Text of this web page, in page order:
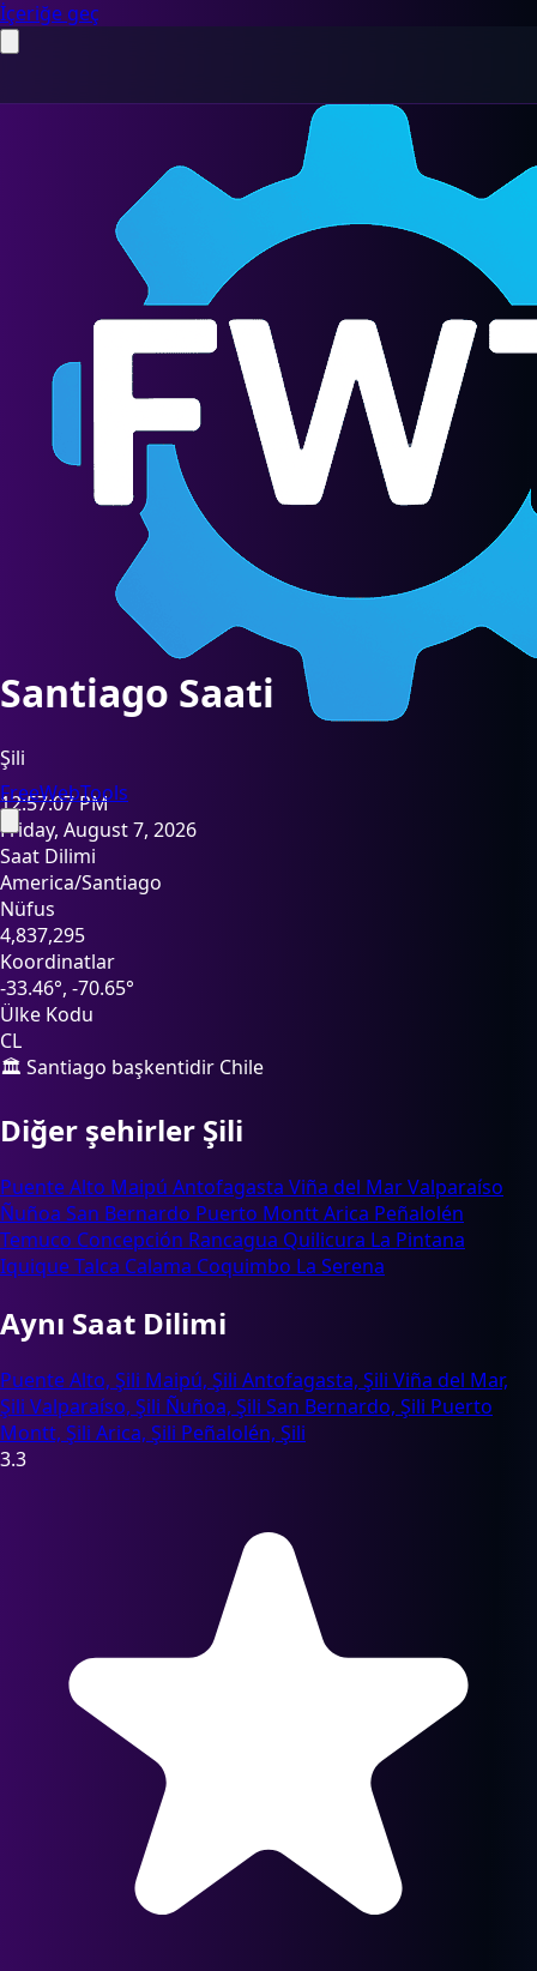
İçeriğe geç
FreeWebTools
Santiago Saati
Şili
12:57:09 PM
Friday, August 7, 2026
Saat Dilimi
America/Santiago
Nüfus
4,837,295
Koordinatlar
-33.46°, -70.65°
Ülke Kodu
CL
🏛️ Santiago başkentidir Chile
Diğer şehirler Şili
Puente Alto Maipú Antofagasta Viña del MarValparaíso
Ñuñoa San Bernardo Puerto MonttArica Peñalolén
Temuco Concepción Rancagua Quilicura La Pintana
IquiqueTalca Calama Coquimbo La Serena
Aynı Saat Dilimi
Puente Alto, Şili Maipú, Şili Antofagasta, Şili Viña del Mar,
Şili Valparaíso, Şili Ñuñoa, Şili San Bernardo, Şili Puerto
Montt, Şili Arica, Şili Peñalolén, Şili
3.3